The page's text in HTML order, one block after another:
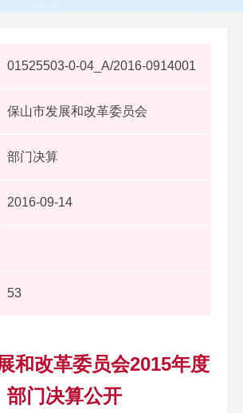
01525503-0-04_A/2016-0914001
保山市发展和改革委员会
部门决算
2016-09-14
53
和改革委员会2015年度
部门决算公开